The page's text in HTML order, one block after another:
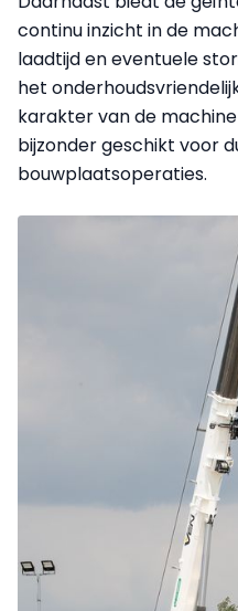
continu inzicht in de
laadtijd en eventuele
het
karakter van de
bijzonder geschikt voor
bouwplaatsoperaties.